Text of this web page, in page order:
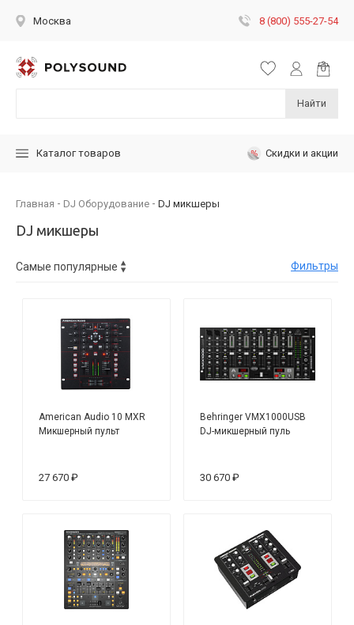
Москва 8 (800) 555-27-54
Найти
Каталог товаров Скидки и акции
Главная DJ Оборудование DJ микшеры
DJ микшеры
Фильтры
American Audio 10 MXR
Микшерный пульт
27 670 ₽
Behringer VMX1000USB
DJ-микшерный пуль
30 670 ₽